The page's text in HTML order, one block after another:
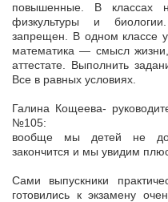
повышенные. В классах
физкультуры и
запрещен. В одном классе
математика — смысл
аттестате. Выполнить
Все в равных условиях.
Галина Кощеева-
№105:
вообще мы детей не
закончится и мы увидим
Сами выпускники
готовились к экзамену